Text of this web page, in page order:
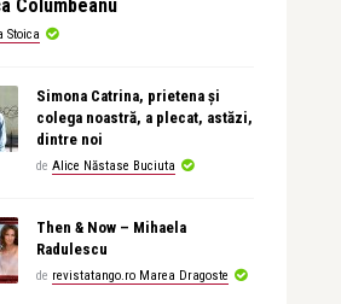
Columbeanu
Stoica
Simona Catrina, prietena și
colega noastră, a plecat, astăzi,
dintre noi
de Alice Năstase Buciuta
Then & Now – Mihaela
Radulescu
de revistatango.ro Marea Dragoste